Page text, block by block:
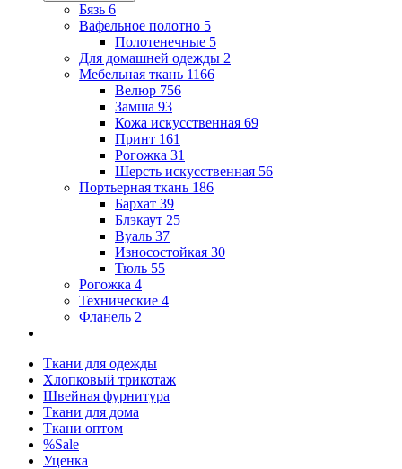
Бязь 6
Вафельное полотно 5
Полотенечные 5
Для домашней одежды 2
Мебельная ткань 1166
Велюр 756
Замша 93
Кожа искусственная 69
Принт 161
Рогожка 31
Шерсть искусственная 56
Портьерная ткань 186
Бархат 39
Блэкаут 25
Вуаль 37
Износостойкая 30
Тюль 55
Рогожка 4
Технические 4
Фланель 2
Ткани для одежды
Хлопковый трикотаж
Швейная фурнитура
Ткани для дома
Ткани оптом
%Sale
Уценка